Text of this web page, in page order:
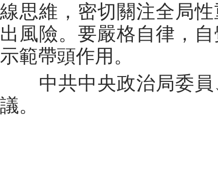
線思維，密切關注全局
出風險。要嚴格自律，
示範帶頭作用。
中共中央政治局委員
議。